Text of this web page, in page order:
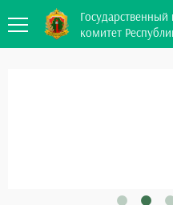
комитет